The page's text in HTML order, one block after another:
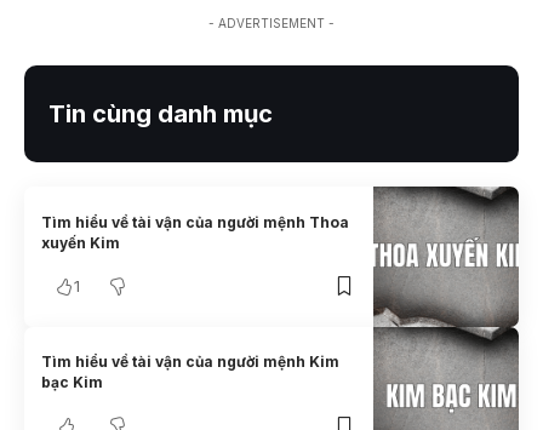
- ADVERTISEMENT -
Tin cùng danh mục
Tìm hiểu về tài vận của người mệnh Thoa
xuyến Kim
1
Tìm hiểu về tài vận của người mệnh Kim
bạc Kim